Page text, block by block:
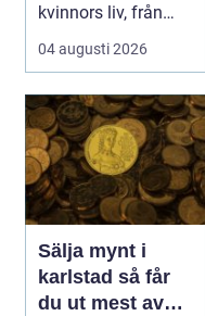
kvinnors liv, från
preventivmedelsråd
givninge...
04 augusti 2026
Sälja mynt i
karlstad så får
du ut mest av